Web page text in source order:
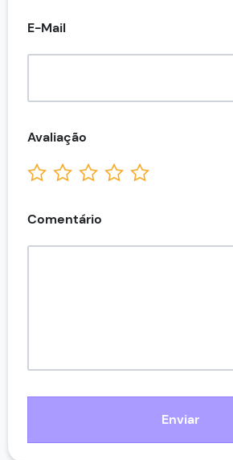
E-Mail
Avaliação
Comentário
Enviar